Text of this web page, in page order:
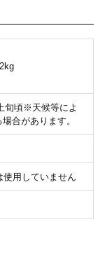
旬頃※天候等によ
合があります。
使用していません